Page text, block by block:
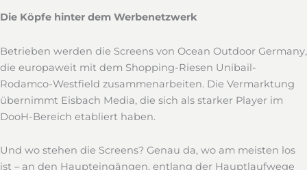
Die Köpfe hinter dem Werbenetzwerk
Betrieben werden die Screens von Ocean Outdoor Germany,
die europaweit mit dem Shopping-Riesen Unibail-
Rodamco-Westfield zusammenarbeiten. Die Vermarktung
übernimmt Eisbach Media, die sich als starker Player im
DooH-Bereich etabliert haben.
Und wo stehen die Screens? Genau da, wo am meisten los
ist – an den Haupteingängen, entlang der Hauptlaufwege